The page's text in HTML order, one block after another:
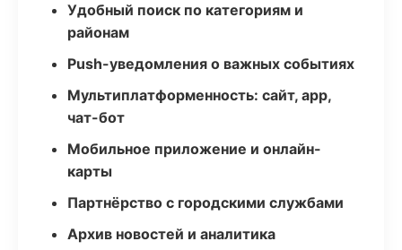
Удобный поиск по категориям и
районам
Push-уведомления о важных событиях
Мультиплатформенность: сайт, app,
чат-бот
Мобильное приложение и онлайн-
карты
Партнёрство с городскими службами
Архив новостей и аналитика